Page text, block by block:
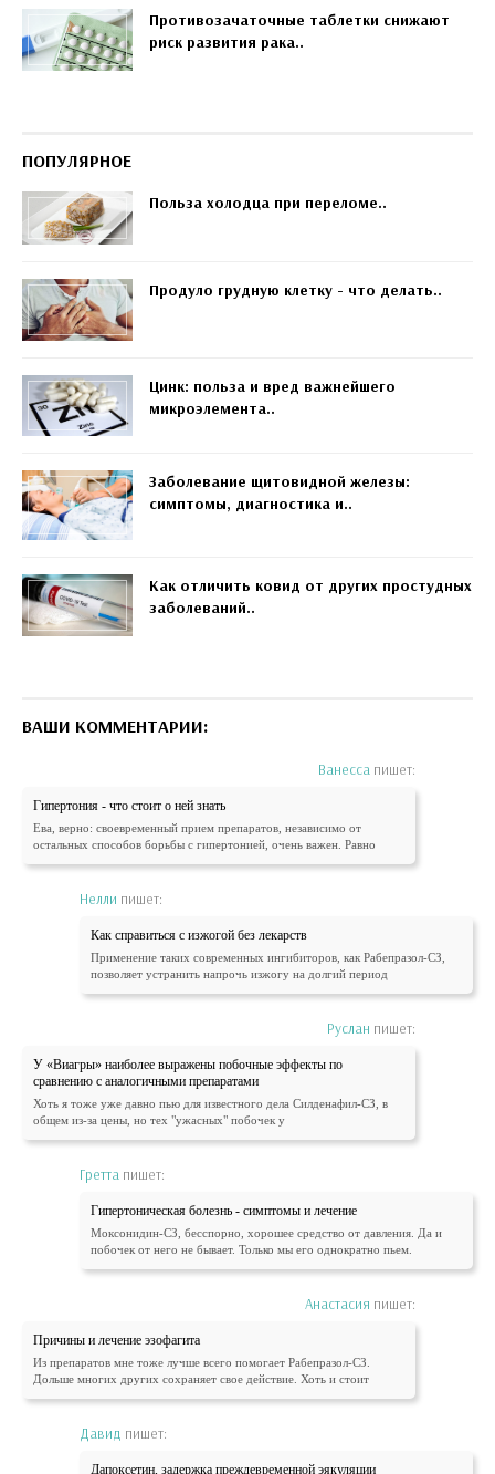
Противозачаточные таблетки снижают
риск развития рака..
ПОПУЛЯРНОЕ
Польза холодца при переломе..
Продуло грудную клетку - что делать..
Цинк: польза и вред важнейшего
микроэлемента..
Заболевание щитовидной железы:
симптомы, диагностика и..
Как отличить ковид от других простудных
заболеваний..
ВАШИ КОММЕНТАРИИ:
Ванесса пишет:
Гипертония - что стоит о ней знать
Ева, верно: своевременный прием препаратов, независимо от
остальных способов борьбы с гипертонией, очень важен. Равно
Нелли пишет:
Как справиться с изжогой без лекарств
Применение таких современных ингибиторов, как Рабепразол-СЗ,
позволяет устранить напрочь изжогу на долгий период
Руслан пишет:
У «Виагры» наиболее выражены побочные эффекты по
сравнению с аналогичными препаратами
Хоть я тоже уже давно пью для известного дела Силденафил-СЗ, в
общем из-за цены, но тех "ужасных" побочек у
Гретта пишет:
Гипертоническая болезнь - симптомы и лечение
Моксонидин-СЗ, бесспорно, хорошее средство от давления. Да и
побочек от него не бывает. Только мы его однократно пьем.
Анастасия пишет:
Причины и лечение эзофагита
Из препаратов мне тоже лучше всего помогает Рабепразол-СЗ.
Дольше многих других сохраняет свое действие. Хоть и стоит
Давид пишет:
Дапоксетин, задержка преждевременной эякуляции